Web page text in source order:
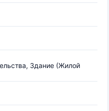
Здание (Жилой